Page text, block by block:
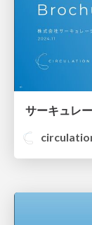
サーキュレ